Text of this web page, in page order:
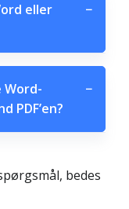
eller
−
PDF’en?
−
bedes